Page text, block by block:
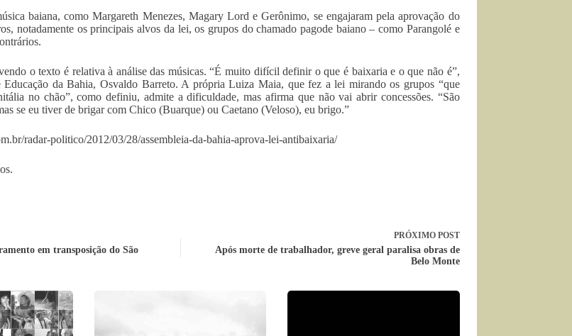
baiana, como Margareth Menezes, Magary Lord e Gerônimo, se engajaram pela aprovação do
notadamente os principais alvos da lei, os grupos do chamado pagode baiano – como Parangolé e
o texto é relativa à análise das músicas. “É muito difícil definir o que é baixaria e o que não é”,
Educação da Bahia, Osvaldo Barreto. A própria Luiza Maia, que fez a lei mirando os grupos “que
no chão”, como definiu, admite a dificuldade, mas afirma que não vai abrir concessões. “São
se eu tiver de brigar com Chico (Buarque) ou Caetano (Veloso), eu brigo.”
radar-politico/2012/03/28/assembleia-da-bahia-aprova-lei-antibaixaria/
em transposição do São
PRÓXIMO POST
Após morte de trabalhador, greve geral paralisa obras de
Belo Monte